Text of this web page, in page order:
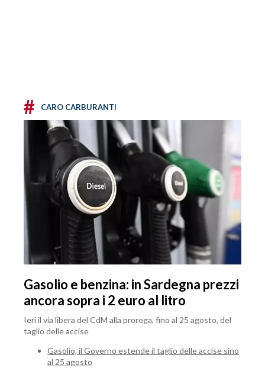
# CARO CARBURANTI
Gasolio e benzina: in Sardegna prezzi
ancora sopra i 2 euro al litro
Ieri il via libera del CdM alla proroga, fino al 25 agosto, del
taglio delle accise
Gasolio, il Governo estende il taglio delle accise sino
al 25 agosto